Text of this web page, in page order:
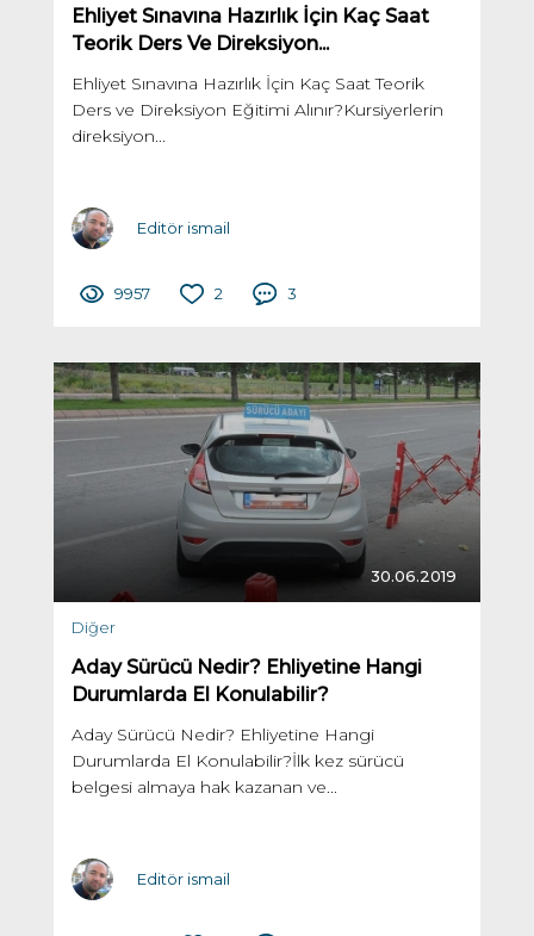
Ehliyet Sınavına Hazırlık İçin Kaç Saat
Teorik Ders Ve Direksiyon...
Ehliyet Sınavına Hazırlık İçin Kaç Saat Teorik
Ders ve Direksiyon Eğitimi Alınır?Kursiyerlerin
direksiyon...
Editör ismail
9957 2 3
30.06.2019
Diğer
Aday Sürücü Nedir? Ehliyetine Hangi
Durumlarda El Konulabilir?
Aday Sürücü Nedir? Ehliyetine Hangi
Durumlarda El Konulabilir?İlk kez sürücü
belgesi almaya hak kazanan ve...
Editör ismail